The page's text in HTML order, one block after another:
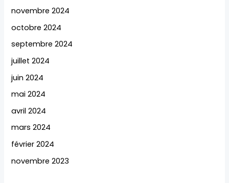
novembre 2024
octobre 2024
septembre 2024
juillet 2024
juin 2024
mai 2024
avril 2024
mars 2024
février 2024
novembre 2023